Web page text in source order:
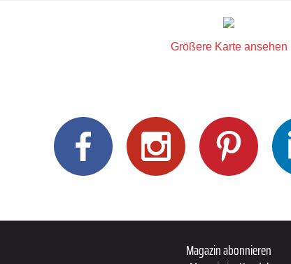
Größere Karte ansehen
Magazin abonnieren